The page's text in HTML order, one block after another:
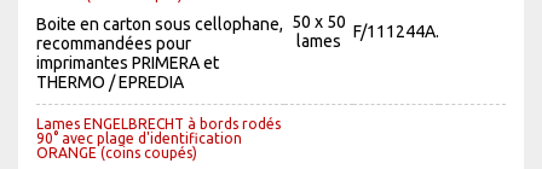
Boite en carton sous cellophane,
recommandées pour
imprimantes PRIMERA et
THERMO / EPREDIA
50 x 50
lames
F/111244A.
Lames ENGELBRECHT à bords rodés
90° avec plage d'identification
ORANGE (coins coupés)